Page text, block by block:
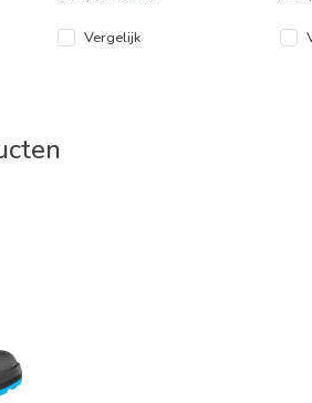
contrasterende kleuren m
Vergelijk